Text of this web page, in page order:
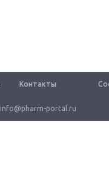
Контакты
info@pharm-portal.ru